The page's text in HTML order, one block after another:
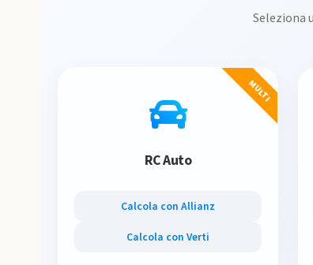
Seleziona
MULTI
RC Auto
Calcola con Allianz
Calcola con Verti